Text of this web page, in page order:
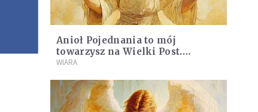
Anioł Pojednania to mój
towarzysz na Wielki Post.
Wylosuj swojego anioła!
WIARA